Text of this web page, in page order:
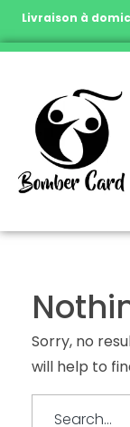
Livraison à
Sorry, no
will help to